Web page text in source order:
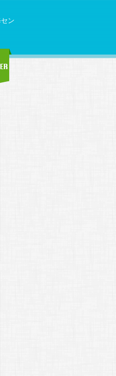
ン
メンバー一覧